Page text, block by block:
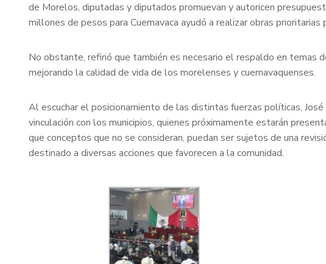
de Morelos, diputadas y diputados promuevan y autoricen
millones de pesos para Cuernavaca ayudó a realizar obras
No obstante, refirió que también es necesario el respaldo en temas
mejorando la calidad de vida de los morelenses y cuernavaquenses.
Al escuchar el posicionamiento de las distintas fuerzas políticas,
vinculación con los municipios, quienes próximamente estarán
que conceptos que no se consideran, puedan ser sujetos de una
destinado a diversas acciones que favorecen a la comunidad.